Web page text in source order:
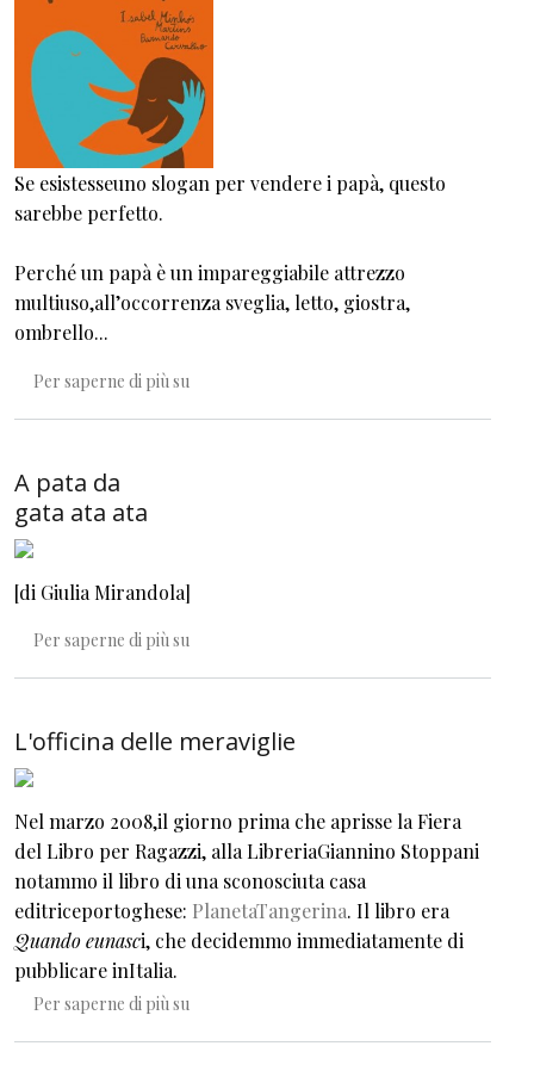
Se esistesseuno slogan per vendere i papà, questo
sarebbe perfetto.
Perché un papà è un impareggiabile attrezzo
multiuso,all’occorrenza sveglia, letto, giostra,
ombrello...
Per saperne di più su
A pata da
gata ata ata
[di Giulia Mirandola]
Per saperne di più su
L'officina delle meraviglie
Nel marzo 2008,il giorno prima che aprisse la Fiera
del Libro per Ragazzi, alla LibreriaGiannino Stoppani
notammo il libro di una sconosciuta casa
editriceportoghese: PlanetaTangerina. Il libro era
Quando eunasci, che decidemmo immediatamente di
pubblicare inItalia.
Per saperne di più su